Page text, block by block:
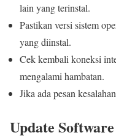
lain yang terinstal.
Pastikan versi sistem
yang diinstal.
Cek kembali koneksi
mengalami hambatan.
Jika ada pesan
Update